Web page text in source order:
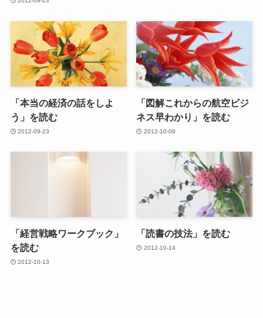
「本当の経済の話をしよ
う」を読む
2012-09-23
「図解これからの航空ビジ
ネス早わかり」を読む
2012-10-09
「経営戦略ワークブック」
を読む
2012-10-13
「読書の技法」を読む
2012-10-14